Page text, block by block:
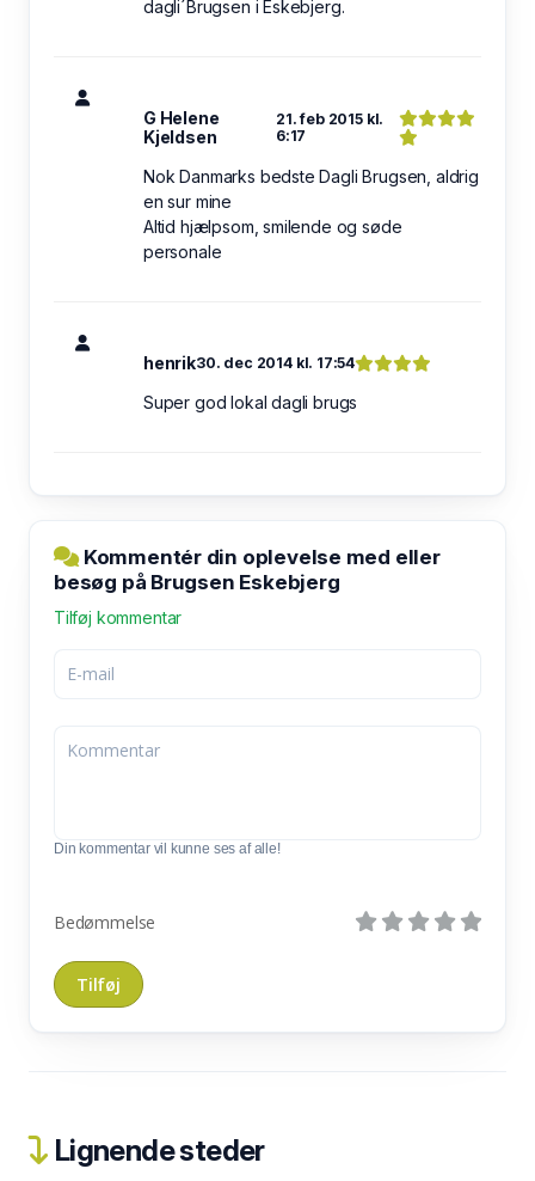
dagli´Brugsen i Eskebjerg.
G Helene
Kjeldsen
21. feb 2015 kl.
6:17
Nok Danmarks bedste Dagli Brugsen, aldrig
en sur mine
Altid hjælpsom, smilende og søde
personale
henrik30. dec 2014 kl. 17:54
Super god lokal dagli brugs
Kommentér din oplevelse med eller
besøg på Brugsen Eskebjerg
Tilføj kommentar
Din kommentar vil kunne ses af alle!
Bedømmelse
Lignende steder